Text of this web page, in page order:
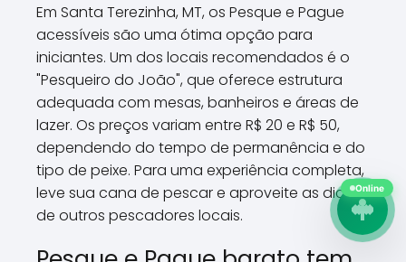
Em Santa Terezinha, MT, os Pesque e Pague
acessíveis são uma ótima opção para
iniciantes. Um dos locais recomendados é o
"Pesqueiro do João", que oferece estrutura
adequada com mesas, banheiros e áreas de
lazer. Os preços variam entre R$ 20 e R$ 50,
dependendo do tempo de permanência e do
tipo de peixe. Para uma experiência completa,
leve sua cana de pescar e aproveite as dicas
de outros pescadores locais.
Online